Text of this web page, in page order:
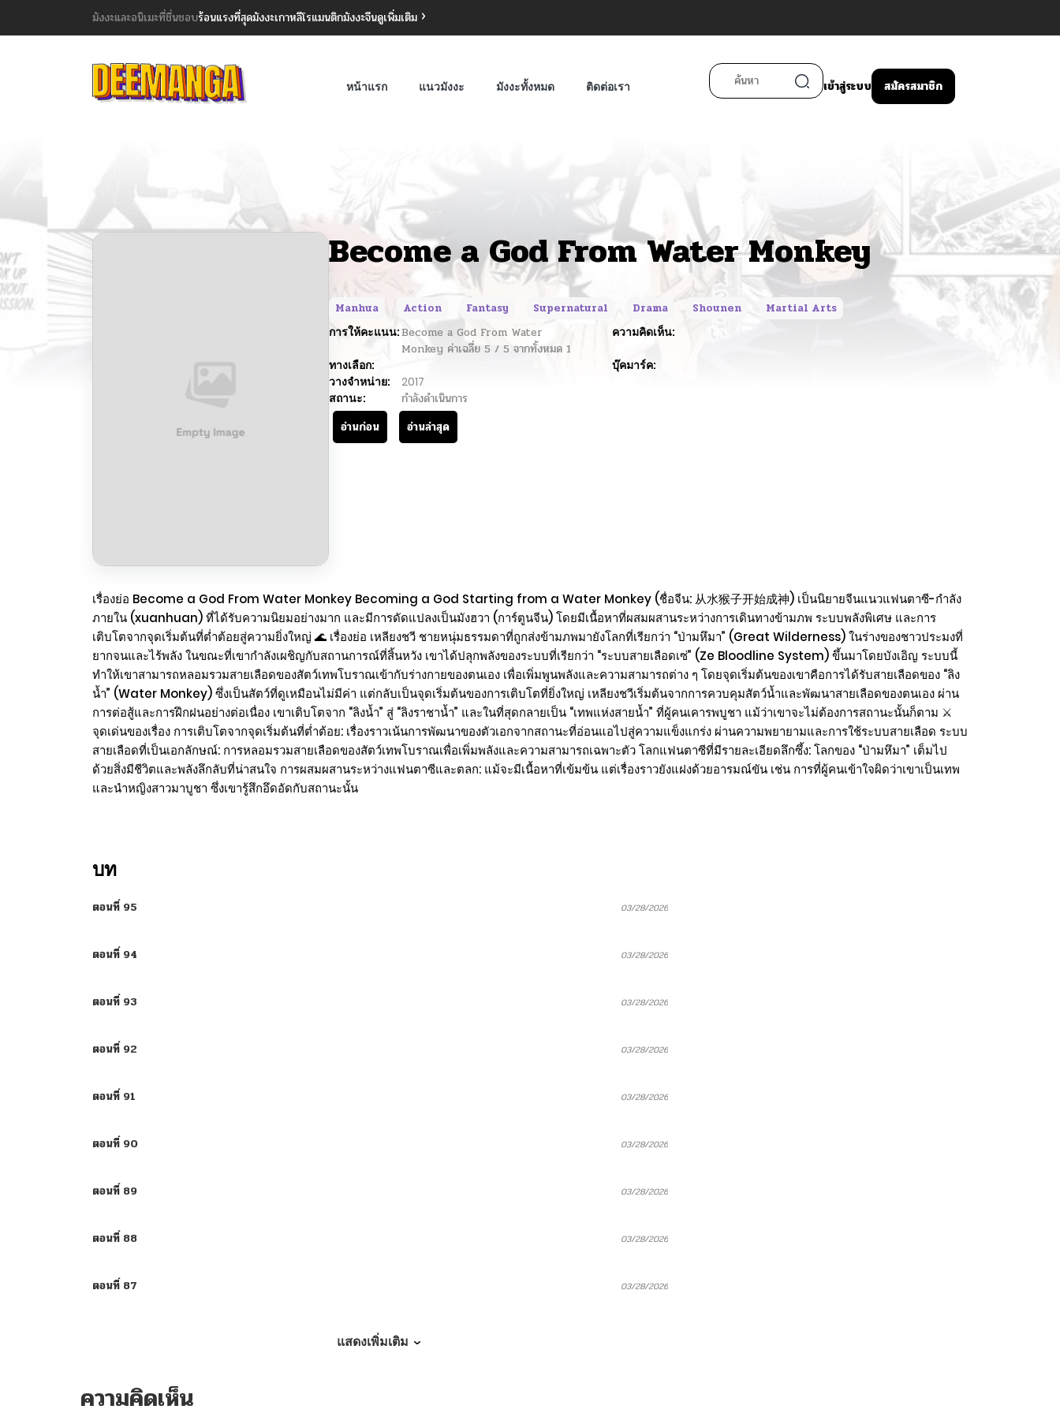
มังงะและอนิเมะที่ชื่นชอบร้อนแรงที่สุดมังงะเกาหลีโรแมนติกมังงะจีนดูเพิ่มเติม
หน้าแรก แนวมังงะ มังงะทั้งหมด ติดต่อเรา เข้าสู่ระบบ สมัครสมาชิก
Become a God From Water Monkey
Manhua Action Fantasy Supernatural Drama Shounen
Martial Arts
การให้คะแนน:Become a God From Water
Monkey ค่าเฉลี่ย 5 / 5 จากทั้งหมด 1
ความคิดเห็น:
ทางเลือก:
บุ๊คมาร์ค:
วางจำหน่าย:
2017
สถานะ:
กำลังดำเนินการ
อ่านก่อน
อ่านล่าสุด
เรื่องย่อ Become a God From Water Monkey Becoming a God Starting from a Water Monkey (ชื่อจีน: 从水猴子开始成神) เป็นนิยายจีนแนวแฟนตาซี-กำลัง
ภายใน (xuanhuan) ที่ได้รับความนิยมอย่างมาก และมีการดัดแปลงเป็นมังฮวา (การ์ตูนจีน) โดยมีเนื้อหาที่ผสมผสานระหว่างการเดินทางข้ามภพ ระบบพลังพิเศษ และการ
เติบโตจากจุดเริ่มต้นที่ต่ำต้อยสู่ความยิ่งใหญ่ 🌊 เรื่องย่อ เหลียงชวี ชายหนุ่มธรรมดาที่ถูกส่งข้ามภพมายังโลกที่เรียกว่า “ป่ามหึมา” (Great Wilderness) ในร่างของชาวประมงที่
ยากจนและไร้พลัง ในขณะที่เขากำลังเผชิญกับสถานการณ์ที่สิ้นหวัง เขาได้ปลุกพลังของระบบที่เรียกว่า “ระบบสายเลือดเซ่” (Ze Bloodline System) ขึ้นมาโดยบังเอิญ ระบบนี้
ทำให้เขาสามารถหลอมรวมสายเลือดของสัตว์เทพโบราณเข้ากับร่างกายของตนเอง เพื่อเพิ่มพูนพลังและความสามารถต่าง ๆ โดยจุดเริ่มต้นของเขาคือการได้รับสายเลือดของ “ลิง
น้ำ” (Water Monkey) ซึ่งเป็นสัตว์ที่ดูเหมือนไม่มีค่า แต่กลับเป็นจุดเริ่มต้นของการเติบโตที่ยิ่งใหญ่ เหลียงชวีเริ่มต้นจากการควบคุมสัตว์น้ำและพัฒนาสายเลือดของตนเอง ผ่าน
การต่อสู้และการฝึกฝนอย่างต่อเนื่อง เขาเติบโตจาก “ลิงน้ำ” สู่ “ลิงราชาน้ำ” และในที่สุดกลายเป็น “เทพแห่งสายน้ำ” ที่ผู้คนเคารพบูชา แม้ว่าเขาจะไม่ต้องการสถานะนั้นก็ตาม ⚔️
จุดเด่นของเรื่อง การเติบโตจากจุดเริ่มต้นที่ต่ำต้อย: เรื่องราวเน้นการพัฒนาของตัวเอกจากสถานะที่อ่อนแอไปสู่ความแข็งแกร่ง ผ่านความพยายามและการใช้ระบบสายเลือด ระบบ
สายเลือดที่เป็นเอกลักษณ์: การหลอมรวมสายเลือดของสัตว์เทพโบราณเพื่อเพิ่มพลังและความสามารถเฉพาะตัว โลกแฟนตาซีที่มีรายละเอียดลึกซึ้ง: โลกของ “ป่ามหึมา” เต็มไป
ด้วยสิ่งมีชีวิตและพลังลึกลับที่น่าสนใจ การผสมผสานระหว่างแฟนตาซีและตลก: แม้จะมีเนื้อหาที่เข้มข้น แต่เรื่องราวยังแฝงด้วยอารมณ์ขัน เช่น การที่ผู้คนเข้าใจผิดว่าเขาเป็นเทพ
และนำหญิงสาวมาบูชา ซึ่งเขารู้สึกอึดอัดกับสถานะนั้น
บท
ตอนที่ 95 03/28/2026
ตอนที่ 94 03/28/2026
ตอนที่ 93 03/28/2026
ตอนที่ 92 03/28/2026
ตอนที่ 91 03/28/2026
ตอนที่ 90 03/28/2026
ตอนที่ 89 03/28/2026
ตอนที่ 88 03/28/2026
ตอนที่ 87 03/28/2026
แสดงเพิ่มเติม
ความคิดเห็น